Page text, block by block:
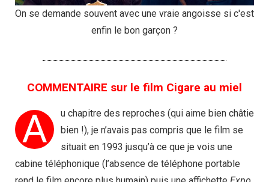
On se demande souvent avec une vraie angoisse si c'est
enfin le bon garçon ?
COMMENTAIRE sur le film Cigare au miel
A
u chapitre des reproches (qui aime bien châtie
bien !), je n’avais pas compris que le film se
situait en 1993 jusqu’à ce que je vois une
cabine téléphonique (l’absence de téléphone portable